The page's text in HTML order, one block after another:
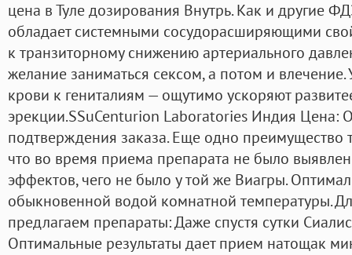
цена в Туле дозирования Внутрь. Как и другие
обладает системными сосудорасширяющими
к транзиторному снижению артериального
желание заниматься сексом, а потом и влечение.
крови к гениталиям — ощутимо ускоряют
эрекции.SSuCenturion Laboratories Индия Цена:
подтверждения заказа. Еще одно преимущество
что во время приема препарата не было
эффектов, чего не было у той же Виагры.
обыкновенной водой комнатной температуры.
предлагаем препараты: Даже спустя сутки
Оптимальные результаты дает прием натощак